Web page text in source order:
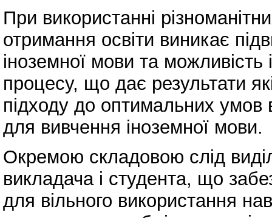
При використанні
отримання освіти виникає
іноземної мови та можливість
процесу, що дає результати
підходу до оптимальних умов
для вивчення іноземної мови.
Окремою складовою слід
викладача і студента, що
для вільного використання